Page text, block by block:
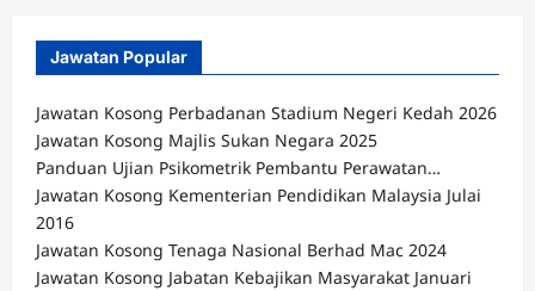
Jawatan Popular
Jawatan Kosong Perbadanan Stadium Negeri Kedah 2026
Jawatan Kosong Majlis Sukan Negara 2025
Panduan Ujian Psikometrik Pembantu Perawatan…
Jawatan Kosong Kementerian Pendidikan Malaysia Julai
2016
Jawatan Kosong Tenaga Nasional Berhad Mac 2024
Jawatan Kosong Jabatan Kebajikan Masyarakat Januari